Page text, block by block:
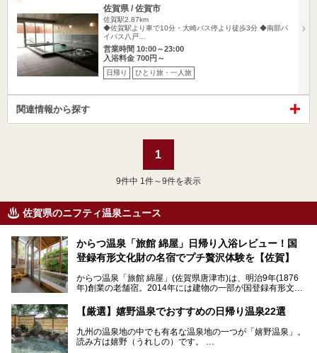
佐賀県 / 佐賀市
佐賀駅2.87km
◆佐賀駅より車で10分・大崎バス停より徒歩3分 ◆南部バ
イパス八戸…
営業時間 10:00～23:00
入浴料金 700円～
日帰り ひとり旅・一人旅
関連情報から探す
1
9件中 1件～9件を表示
佐賀県のニフティ温泉ニュース
からつ温泉「旅館 綿屋」日帰り入浴レビュー！国
登録有形文化財の名宿でプチ贅沢体験を【佐賀】
からつ温泉「旅館 綿屋」(佐賀県唐津市)は、明治9年(1876
年)創業の老舗宿。2014年には建物の一部が国登録有形文化
しかし良質の自家源泉を所有し、日帰り入浴が可能な点はあ
まり知られていません。近寄りがたいほどの敷居の高いイメ
ージとは反して、実は温かみある接客が特徴の名宿です。
文化財のラグジュアリー名宿で、お得にプチ贅沢体験を。今
【厳選】嬉野温泉でおすすめの日帰り温泉22選
九州の温泉地の中でも有名な温泉地の一つが「嬉野温泉」。
読み方は嬉野（うれしの）です。